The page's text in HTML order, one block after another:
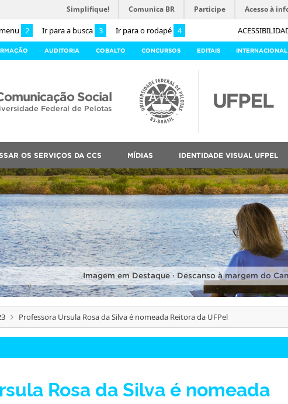
2 Ir para a busca 3 Ir para o rodapé 4
Simplifique! Comunica BR Participe Acesso à
AUDITORIA COBALTO CONCURSOS EDITAIS INTERNACIONAL
Social
Federal de Pelotas
OS SERVIÇOS DA CCS MÍDIAS IDENTIDADE VISUAL UFPEL
Imagem em Destaque · Descanso à margem do
Professora Ursula Rosa da Silva é nomeada Reitora da UFPel
Rosa da Silva é nomeada